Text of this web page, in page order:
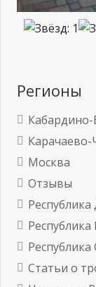
Регионы
Кабардино-
Карачаево-
Москва
Отзывы
Республика
Статьи о